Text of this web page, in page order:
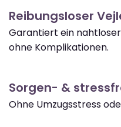
Reibungsloser
Garantiert ein
ohne Komplikationen.
Sorgen- &
Ohne Umzugsstress